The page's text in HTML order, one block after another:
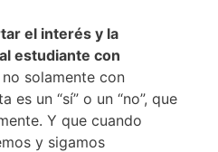
el interés y la
estudiante con
no solamente con
es un “sí” o un “no”, que
Y que cuando
y sigamos